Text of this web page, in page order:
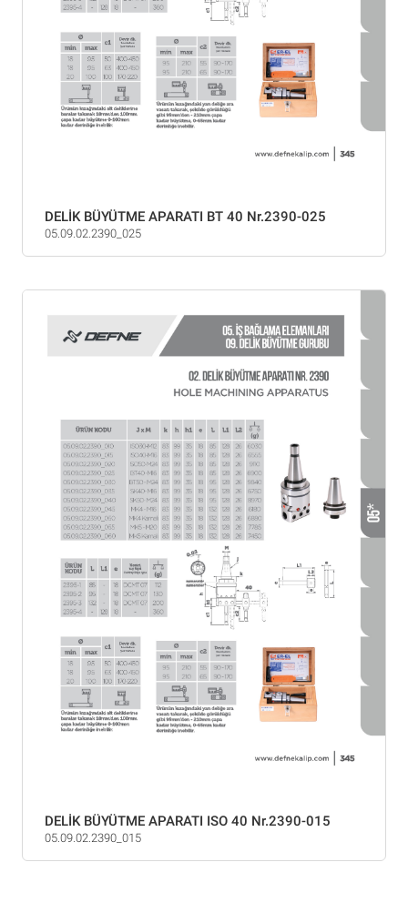
DELİK BÜYÜTME APARATI BT 40 Nr.2390-025
05.09.02.2390_025
DELİK BÜYÜTME APARATI ISO 40 Nr.2390-015
05.09.02.2390_015